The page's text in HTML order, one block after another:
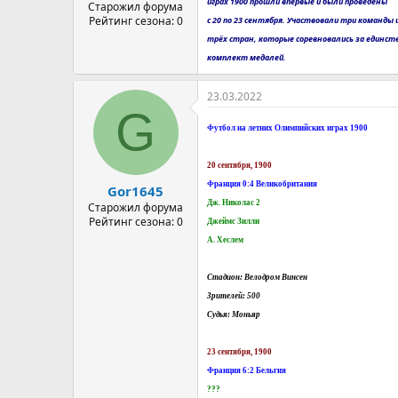
а
Старожил форума
Рейтинг сезона: 0
с 20 по 23 сентября. Участвовали три команды
трёх стран, которые соревновались за
комплект медалей.
G
Gor1645
Старожил форума
Рейтинг сезона: 0
23.03.2022
Футбол на летних Олимпийских играх 1900
20 сентября, 1900
Франция 0:4 Великобритания
Дж. Николас 2
Джеймс Зилли
А. Хеслем
Стадион: Велодром Винсен
Зрителей: 500
Судья: Моньяр
23 сентября, 1900
Франция 6:2 Бельгия
???